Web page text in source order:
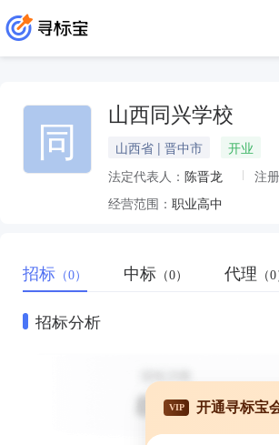
同 山西同兴学校
山西省 | 晋中市
开业
法定代表人： 陈晋龙 注
经营范围： 职业高中
招标 （0） 中标 （0） 代理 （0
招标分析
VIP 开通寻标宝